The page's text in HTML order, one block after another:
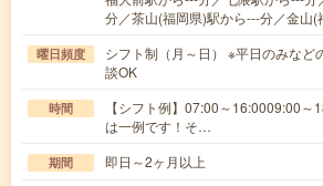
分／茶山(福岡県)駅から---分／金山(
曜日頻度
シフト制（月～日） ※平日のみなど
談OK
時間
【シフト例】07:00～16:0009:00
は一例です！そ…
期間 即日～2ヶ月以上